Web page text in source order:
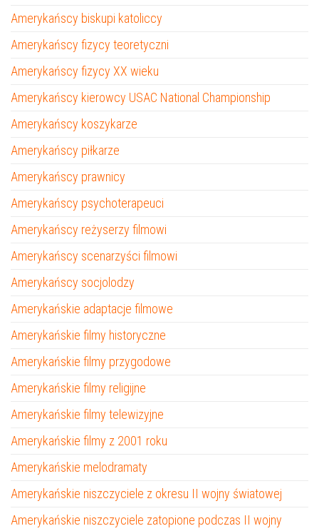
Amerykańscy biskupi katoliccy
Amerykańscy fizycy teoretyczni
Amerykańscy fizycy XX wieku
Amerykańscy kierowcy USAC National Championship
Amerykańscy koszykarze
Amerykańscy piłkarze
Amerykańscy prawnicy
Amerykańscy psychoterapeuci
Amerykańscy reżyserzy filmowi
Amerykańscy scenarzyści filmowi
Amerykańscy socjolodzy
Amerykańskie adaptacje filmowe
Amerykańskie filmy historyczne
Amerykańskie filmy przygodowe
Amerykańskie filmy religijne
Amerykańskie filmy telewizyjne
Amerykańskie filmy z 2001 roku
Amerykańskie melodramaty
Amerykańskie niszczyciele z okresu II wojny światowej
Amerykańskie niszczyciele zatopione podczas II wojny